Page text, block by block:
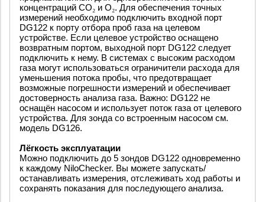
концентраций CO₂ и O₂. Для обеспечения точных
измерений необходимо подключить входной порт
DG122 к порту отбора проб газа на целевом
устройстве. Если целевое устройство оснащено
возвратным портом, выходной порт DG122 следует
подключить к нему. В системах с высоким расходом
газа могут использоваться ограничители расхода для
уменьшения потока пробы, что предотвращает
возможные погрешности измерений и обеспечивает
достоверность анализа газа. Важно: DG122 не
оснащён насосом и использует поток газа от целевого
устройства. Для зонда со встроенным насосом см.
модель DG126.
Лёгкость эксплуатации
Можно подключить до 5 зондов DG122 одновременно
к каждому NiloChecker. Вы можете запускать/
останавливать измерения, отслеживать ход работы и
сохранять показания для последующего анализа.